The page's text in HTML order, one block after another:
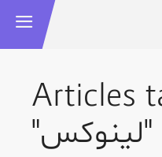
Articles
"لینوکس"